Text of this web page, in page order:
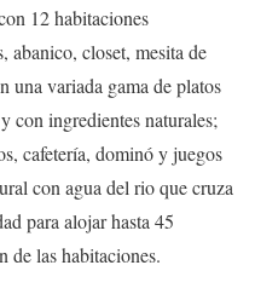
12 habitaciones
abanico, closet, mesita de
una variada gama de platos
con ingredientes naturales;
cafetería, dominó y juegos
con agua del rio que cruza
para alojar hasta 45
de las habitaciones.